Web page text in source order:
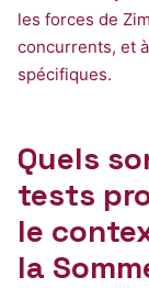
les forces de
concurrents, et
spécifiques.
Quels
tests
le
la